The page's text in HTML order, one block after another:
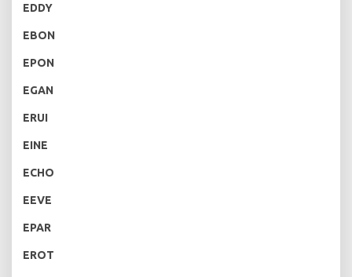
EDDY
EBON
EPON
EGAN
ERUI
EINE
ECHO
EEVE
EPAR
EROT